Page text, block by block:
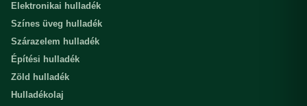
Elektronikai hulladék
Színes üveg hulladék
Szárazelem hulladék
Építési hulladék
Zöld hulladék
Hulladékolaj